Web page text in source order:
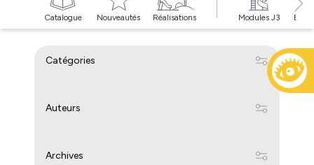
Catalogue Nouveautés Réalisations Modules J3
Catégories
Auteurs
Archives